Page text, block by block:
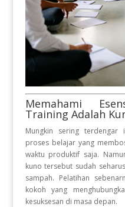
Memahami
Training Adalah
Mungkin sering terdengar
proses belajar yang
waktu produktif saja.
kuno tersebut sudah
sampah. Pelatihan
kokoh yang
kesuksesan di masa depan.